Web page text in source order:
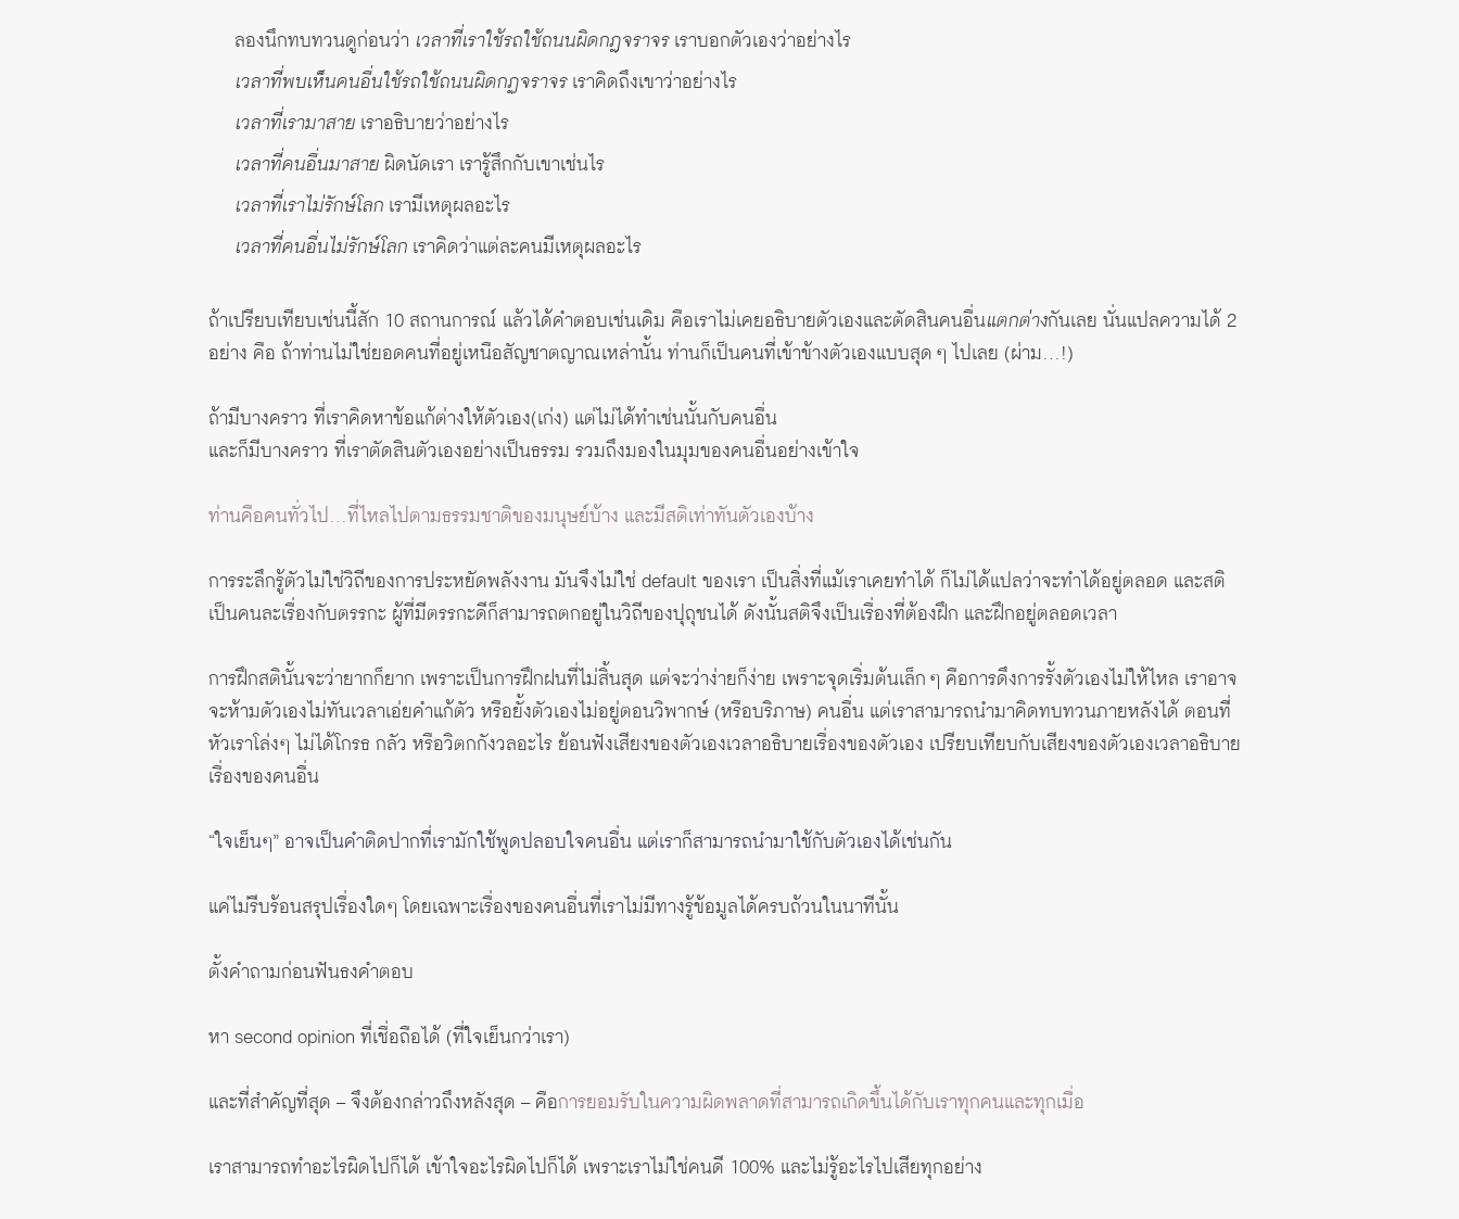
ลองนึกทบทวนดูก่อนว่า เวลาที่เราใช้รถใช้ถนนผิดกฎจราจรเราบอกตัวเองว่าอย่างไร
เวลาที่พบเห็นคนอื่นใช้รถใช้ถนนผิดกฏจราจรเราคิดถึงเขาว่าอย่างไร
เวลาที่เรามาสาย เราอธิบายว่าอย่างไร
เวลาที่คนอื่นมาสายผิดนัดเรา เรารู้สึกกับเขาเช่นไร
เวลาที่เราไม่รักษ์โลก เรามีเหตุผลอะไร
เวลาที่คนอื่นไม่รักษ์โลก เราคิดว่าแต่ละคนมีเหตุผลอะไร
ถ้าเปรียบเทียบเช่นนี้สัก 10 สถานการณ์ แล้วได้คำตอบเช่นเดิม คือเราไม่เคยอธิบายตัวเองและตัดสินคนอื่นแตกต่างกันเลย นั่นแปลความได้ 2
อย่าง คือ ถ้าท่านไม่ใช่ยอดคนที่อยู่เหนือสัญชาตญาณเหล่านั้น ท่านก็เป็นคนที่เข้าข้างตัวเองแบบสุด ๆ ไปเลย (ผ่าม…!)
ถ้ามีบางคราว ที่เราคิดหาข้อแก้ต่างให้ตัวเอง(เก่ง) แต่ไม่ได้ทำเช่นนั้นกับคนอื่น
และก็มีบางคราว ที่เราตัดสินตัวเองอย่างเป็นธรรม รวมถึงมองในมุมของคนอื่นอย่างเข้าใจ
ท่านคือคนทั่วไป…ที่ไหลไปตามธรรมชาติของมนุษย์บ้าง และมีสติเท่าทันตัวเองบ้าง
การระลึกรู้ตัวไม่ใช่วิถีของการประหยัดพลังงาน มันจึงไม่ใช่ default ของเรา เป็นสิ่งที่แม้เราเคยทำได้ ก็ไม่ได้แปลว่าจะทำได้อยู่ตลอด และสติ
เป็นคนละเรื่องกับตรรกะ ผู้ที่มีตรรกะดีก็สามารถตกอยู่ในวิถีของปุถุชนได้ ดังนั้นสติจึงเป็นเรื่องที่ต้องฝึก และฝึกอยู่ตลอดเวลา
การฝึกสตินั้นจะว่ายากก็ยาก เพราะเป็นการฝึกฝนที่ไม่สิ้นสุด แต่จะว่าง่ายก็ง่าย เพราะจุดเริ่มต้นเล็ก ๆ คือการดึงการรั้งตัวเองไม่ให้ไหล เราอาจ
จะห้ามตัวเองไม่ทันเวลาเอ่ยคำแก้ตัว หรือยั้งตัวเองไม่อยู่ตอนวิพากษ์ (หรือบริภาษ) คนอื่น แต่เราสามารถนำมาคิดทบทวนภายหลังได้ ตอนที่
หัวเราโล่งๆ ไม่ได้โกรธ กลัว หรือวิตกกังวลอะไร ย้อนฟังเสียงของตัวเองเวลาอธิบายเรื่องของตัวเอง เปรียบเทียบกับเสียงของตัวเองเวลาอธิบาย
เรื่องของคนอื่น
“ใจเย็นๆ” อาจเป็นคำติดปากที่เรามักใช้พูดปลอบใจคนอื่น แต่เราก็สามารถนำมาใช้กับตัวเองได้เช่นกัน
แค่ไม่รีบร้อนสรุปเรื่องใดๆ โดยเฉพาะเรื่องของคนอื่นที่เราไม่มีทางรู้ข้อมูลได้ครบถ้วนในนาทีนั้น
ตั้งคำถามก่อนฟันธงคำตอบ
หา second opinion ที่เชื่อถือได้ (ที่ใจเย็นกว่าเรา)
และที่สำคัญที่สุด – จึงต้องกล่าวถึงหลังสุด – คือการยอมรับในความผิดพลาดที่สามารถเกิดขึ้นได้กับเราทุกคนและทุกเมื่อ
เราสามารถทำอะไรผิดไปก็ได้ เข้าใจอะไรผิดไปก็ได้ เพราะเราไม่ใช่คนดี 100% และไม่รู้อะไรไปเสียทุกอย่าง